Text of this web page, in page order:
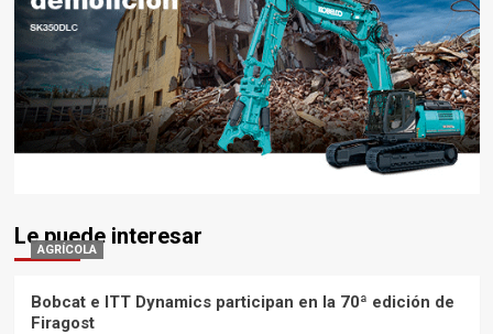
Le puede interesar
AGRÍCOLA
Bobcat e ITT Dynamics participan en la 70ª edición de
Firagost